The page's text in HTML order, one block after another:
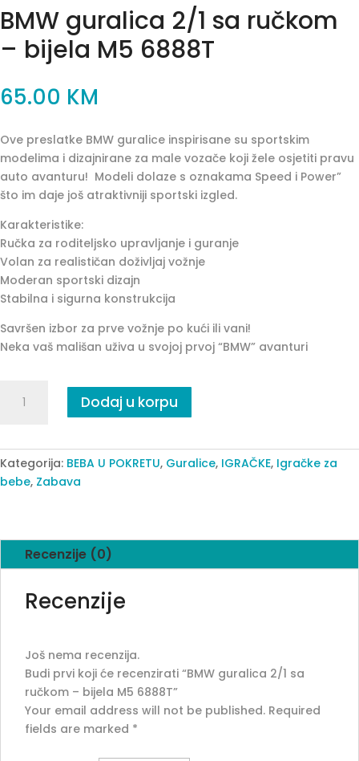
BMW guralica 2/1 sa ručkom
– bijela M5 6888T
65.00 KM
Ove preslatke BMW guralice inspirisane su sportskim
modelima i dizajnirane za male vozače koji žele osjetiti pravu
auto avanturu! Modeli dolaze s oznakama Speed i Power”
što im daje još atraktivniji sportski izgled.
Karakteristike:
Ručka za roditeljsko upravljanje i guranje
Volan za realističan doživljaj vožnje
Moderan sportski dizajn
Stabilna i sigurna konstrukcija
Savršen izbor za prve vožnje po kući ili vani!
Neka vaš mališan uživa u svojoj prvoj “BMW” avanturi
guralica
ručkom
-
6888T
quantity
Dodaj u korpu
Kategorija: BEBA U POKRETU, Guralice, IGRAČKE, Igračke za
bebe, Zabava
Recenzije (0)
Recenzije
Još nema recenzija.
Budi prvi koji će recenzirati “BMW guralica 2/1 sa
ručkom – bijela M5 6888T”
Your email address will not be published. Required
fields are marked *